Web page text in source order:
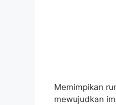
Memimpikan
mewujudkan